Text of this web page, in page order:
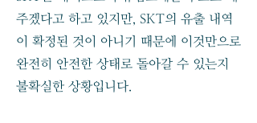
주겠다고 하고 있지만, SKT의 유출 내역
이 확정된 것이 아니기 때문에 이것만으로
완전히 안전한 상태로 돌아갈 수 있는지
불확실한 상황입니다.